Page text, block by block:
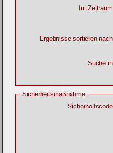
Im Zeitraum
Ergebnisse sortieren nach
Suche in
Sicherheitsmaßnahme
Sicherheitscode